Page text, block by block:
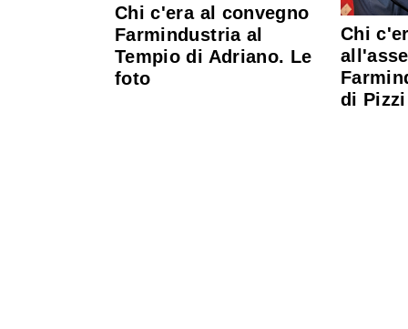
Chi c'era al convegno
Farmindustria al
Tempio di Adriano. Le
foto
Chi
di Pizzi